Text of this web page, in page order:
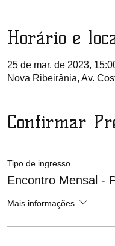
Horário e
25 de mar. de 2023,
Nova Ribeirânia, Av.
Confirmar
Tipo de ingresso
Encontro Mensal -
Mais informações